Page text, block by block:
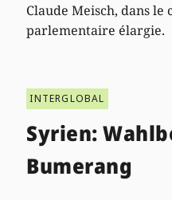
Claude Meisch, dans le
parlementaire élargie.
INTERGLOBAL
Syrien:
Bumerang